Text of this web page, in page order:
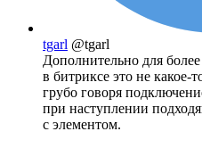
tgarl @tgarl
Дополнительно для
в битриксе это не какое-
грубо говоря
при наступлении
с элементом.